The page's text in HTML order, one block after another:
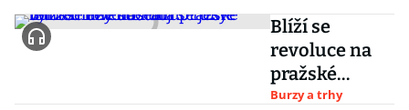
Blíží se
revoluce na
pražské
burze?
Burzy a trhy